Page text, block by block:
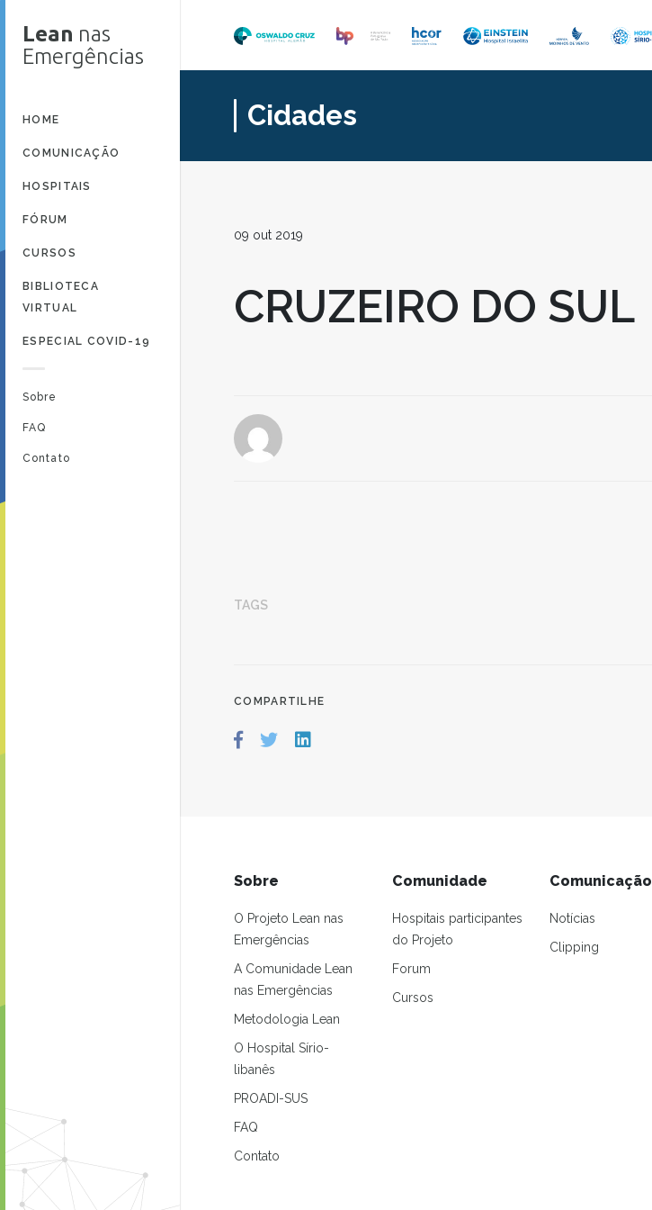
Lean nas
Emergências
HOME
COMUNICAÇÃO
HOSPITAIS
FÓRUM
CURSOS
BIBLIOTECA
VIRTUAL
ESPECIAL COVID-19
Sobre
FAQ
Contato
Cidades
09 out 2019
CRUZEIRO DO SUL
TAGS
COMPARTILHE
Sobre
O Projeto Lean nas
Emergências
A Comunidade Lean
nas Emergências
Metodologia Lean
O Hospital Sírio-
libanês
PROADI-SUS
FAQ
Contato
Comunidade
Hospitais participantes
do Projeto
Forum
Cursos
Comunicação
Notícias
Clipping